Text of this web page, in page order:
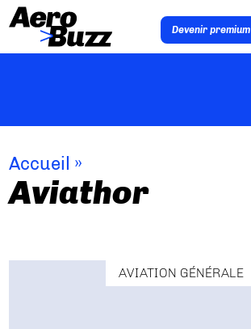
Devenir premium
Accueil »
Aviathor
AVIATION GÉNÉRALE